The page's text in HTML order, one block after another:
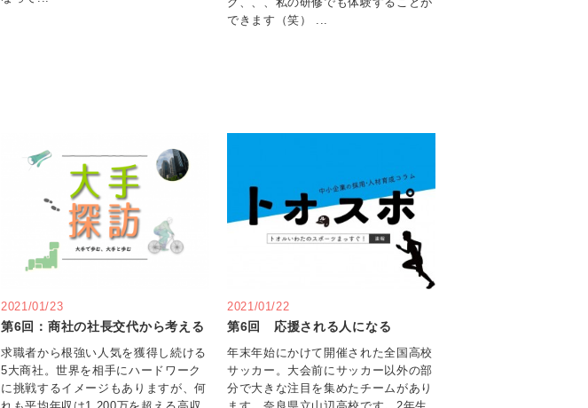
できます（笑） ...
2021/01/23
第6回：商社の社長交代から考える
求職者から根強い人気を獲得し続ける
5大商社。世界を相手にハードワーク
に挑戦するイメージもありますが、何
2021/01/22
第6回 応援される人になる
年末年始にかけて開催された全国高校
サッカー。大会前にサッカー以外の部
分で大きな注目を集めたチームがあり